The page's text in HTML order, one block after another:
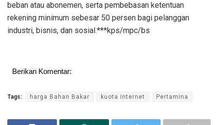
beban atau abonemen, serta pembebasan ketentuan
rekening minimum sebesar 50 persen bagi pelanggan
industri, bisnis, dan sosial.***kps/mpc/bs
Berikan Komentar:
Tags: harga Bahan Bakar kuota internet Pertamina